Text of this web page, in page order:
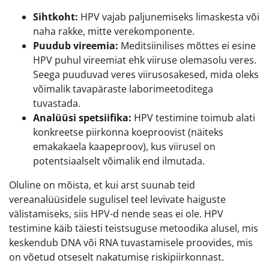
Sihtkoht: HPV vajab paljunemiseks limaskesta või
naha rakke, mitte verekomponente.
Puudub vireemia: Meditsiinilises mõttes ei esine
HPV puhul vireemiat ehk viiruse olemasolu veres.
Seega puuduvad veres viirusosakesed, mida oleks
võimalik tavapäraste laborimeetoditega
tuvastada.
Analüüsi spetsiifika: HPV testimine toimub alati
konkreetse piirkonna koeproovist (näiteks
emakakaela kaapeproov), kus viirusel on
potentsiaalselt võimalik end ilmutada.
Oluline on mõista, et kui arst suunab teid
vereanalüüsidele sugulisel teel levivate haiguste
välistamiseks, siis HPV-d nende seas ei ole. HPV
testimine käib täiesti teistsuguse metoodika alusel, mis
keskendub DNA või RNA tuvastamisele proovides, mis
on võetud otseselt nakatumise riskipiirkonnast.